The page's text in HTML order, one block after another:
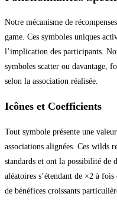
Notre mécanisme de
game. Ces symboles uniques
l’implication des participants.
symboles scatter ou davantage,
selon la association réalisée.
Icônes et Coefficients
Tout symbole présente une
associations alignées. Ces wilds
standards et ont la possibilité de
aléatoires s’étendant de ×2 à
de bénéfices croissants